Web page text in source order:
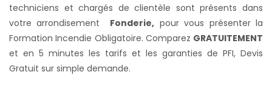
techniciens et chargés de clientèle sont présents dans
votre arrondisement Fonderie, pour vous présenter la
Formation Incendie Obligatoire. Comparez GRATUITEMENT
et en 5 minutes les tarifs et les garanties de PFI, Devis
Gratuit sur simple demande.